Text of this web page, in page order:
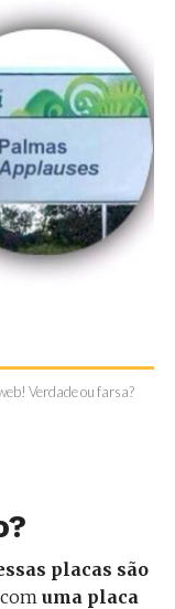
Verdade ou farsa?
placas são
uma placa